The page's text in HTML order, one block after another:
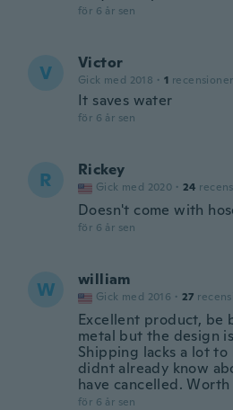
för 6 år sen
V Victor
Gick med 2018 · 1 recensioner
It saves water
för 6 år sen
R Rickey
Gick med 2020 · 24
Doesn't come with
för 6 år sen
W william
Gick med 2016 · 27
Excellent product, be
metal but the design
Shipping lacks a lot
didnt already know
have cancelled.
för 6 år sen